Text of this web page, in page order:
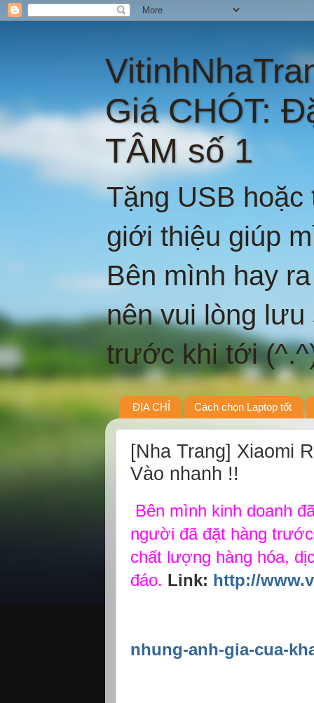
Giá CHÓT:
TÂM số 1
Tặng USB
giới thiệu giúp
Bên mình hay
nên vui lòng lưu
trước khi tới
ĐỊA CHỈ Cách chọn Laptop tốt
[Nha Trang] Xiaomi
Vào nhanh !!
Bên mình kinh doanh
người đã đặt hàng
chất lượng hàng hóa,
đáo. Link: http://
nhung-anh-gia-cua-